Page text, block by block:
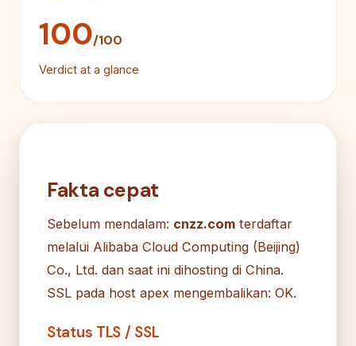
100/100
Verdict at a glance
Fakta cepat
Sebelum mendalam: cnzz.com terdaftar
melalui Alibaba Cloud Computing (Beijing)
Co., Ltd. dan saat ini dihosting di China.
SSL pada host apex mengembalikan: OK.
Status TLS / SSL